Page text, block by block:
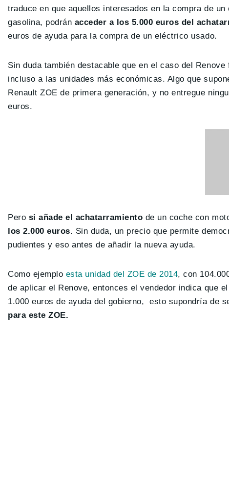
traduce en que aquellos interesados en la compra de
gasolina, podrán acceder a los 5.000 euros del
euros de ayuda para la compra de un eléctrico usado.
Sin duda también destacable que en el caso del Renove
incluso a las unidades más económicas. Algo que
Renault ZOE de primera generación, y no entregue
euros.
Pero si añade el achatarramiento de un coche con
los 2.000 euros. Sin duda, un precio que permite
pudientes y eso antes de añadir la nueva ayuda.
Como ejemplo esta unidad del ZOE de 2014, con
de aplicar el Renove, entonces el vendedor indica que
1.000 euros de ayuda del gobierno, esto supondría de
para este ZOE.